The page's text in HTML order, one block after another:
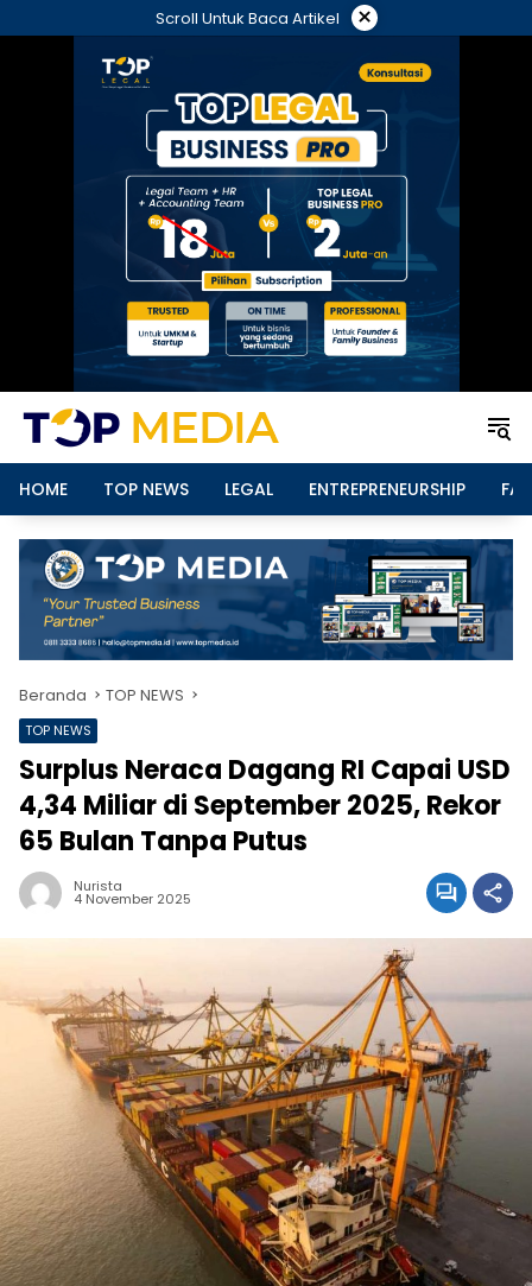
ke
Scroll Untuk Baca Artikel ×
HOME TOP NEWS LEGAL ENTREPRENEURSHIP
Beranda TOP NEWS
TOP NEWS
Surplus Neraca Dagang RI Capai USD
4,34 Miliar di September 2025, Rekor
65 Bulan Tanpa Putus
Nurista
4 November 2025